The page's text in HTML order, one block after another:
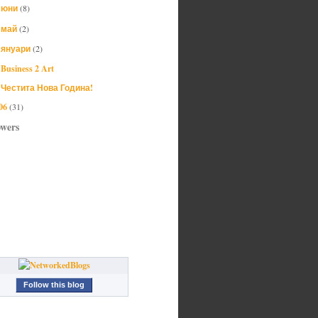
юни(8)
май(2)
януари(2)
Business 2 Art
Честита Нова Година!
(31)
Follow this blog